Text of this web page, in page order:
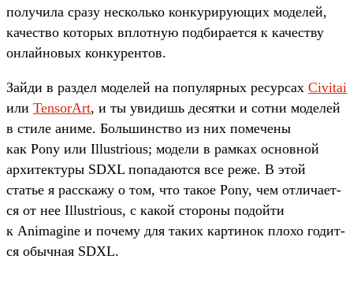
получи­ла сра­зу нес­коль­ко кон­куриру­ющих моделей,
качес­тво которых вплот­ную под­бира­ется к качес­тву
онлай­новых кон­курен­тов.
Зай­ди в раз­дел моделей на популяр­ных ресур­сах Civitai
или TensorArt, и ты уви­дишь десят­ки и сот­ни моделей
в сти­ле ани­ме. Боль­шинс­тво из них помече­ны
как Pony или Illustrious; модели в рам­ках основной
архи­тек­туры SDXL попада­ются все реже. В этой
статье я рас­ска­жу о том, что такое Pony, чем отли­чает­
ся от нее Illustrious, с какой сто­роны подой­ти
к Animagine и почему для таких кар­тинок пло­хо годит­
ся обыч­ная SDXL.